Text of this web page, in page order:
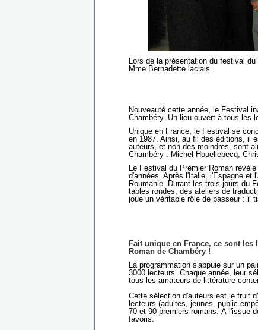
Lors de la présentation du festival
Mme Bernadette laclais
Nouveauté cette année, le Festival
Chambéry. Un lieu ouvert à tous
Unique en France, le Festival se
en 1987. Ainsi, au fil des éditions, il
auteurs, et non des moindres, sont
Chambéry : Michel Houellebecq,
Le Festival du Premier Roman
d'années. Après l'Italie, l'Espagne et
Roumanie. Durant les trois jours du
tables rondes, des ateliers de
joue un véritable rôle de passeur : il
Fait unique en France, ce sont
Roman de Chambéry !
La programmation s'appuie sur un
3000 lecteurs. Chaque année, leur
tous les amateurs de littérature
Cette sélection d'auteurs est le fruit
lecteurs (adultes, jeunes, public
70 et 90 premiers romans. À l'issue
favoris.